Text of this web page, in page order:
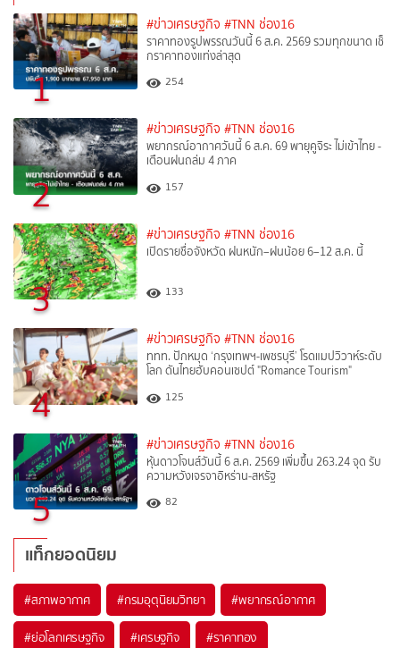
1
#ข่าวเศรษฐกิจ #TNN ช่อง16
ราคาทองรูปพรรณวันนี้ 6 ส.ค. 2569 รวมทุกขนาด เช็
กราคาทองแท่งล่าสุด
254
2
#ข่าวเศรษฐกิจ #TNN ช่อง16
พยากรณ์อากาศวันนี้ 6 ส.ค. 69 พายุคูจิระ ไม่เข้าไทย -
เตือนฝนถล่ม 4 ภาค
157
3
#ข่าวเศรษฐกิจ #TNN ช่อง16
เปิดรายชื่อจังหวัด ฝนหนัก–ฝนน้อย 6–12 ส.ค. นี้
133
4
#ข่าวเศรษฐกิจ #TNN ช่อง16
ททท. ปักหมุด ‘กรุงเทพฯ-เพชรบุรี’ โรดแมปวิวาห์ระดับ
โลก ดันไทยฮับคอนเซปต์ "Romance Tourism"
125
5
#ข่าวเศรษฐกิจ #TNN ช่อง16
หุ้นดาวโจนส์วันนี้ 6 ส.ค. 2569 เพิ่มขึ้น 263.24 จุด รับ
ความหวังเจรจาอิหร่าน-สหรัฐ
82
แท็กยอดนิยม
#สภาพอากาศ #กรมอุตุนิยมวิทยา #พยากรณ์อากาศ
#ย่อโลกเศรษฐกิจ #เศรษฐกิจ #ราคาทอง